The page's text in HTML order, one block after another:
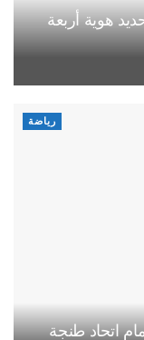
80 جثة وتحديد هوية أربعة
رياضة
اتحاد طنجة